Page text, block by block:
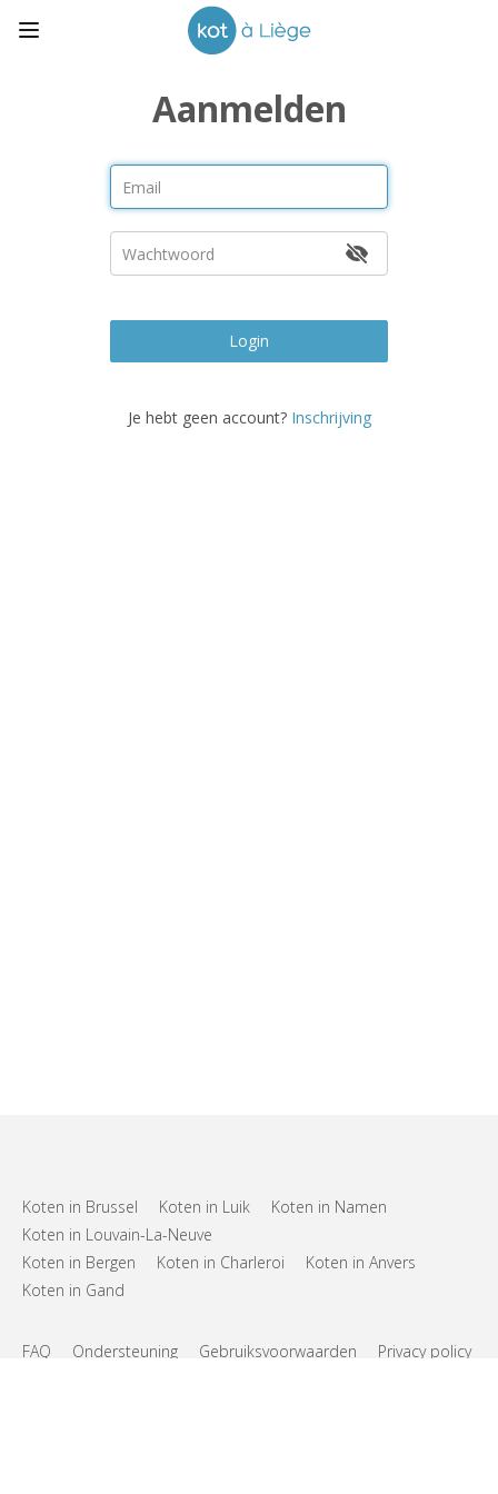
Aanmelden
Login
Je hebt geen account? Inschrijving
Koten in Brussel Koten in Luik
Koten in Namen
Koten in Louvain-La-Neuve
Koten in Bergen
Koten in Charleroi
Koten in Anvers
Koten in Gand
FAQ Ondersteuning Gebruiksvoorwaarden Privacy policy